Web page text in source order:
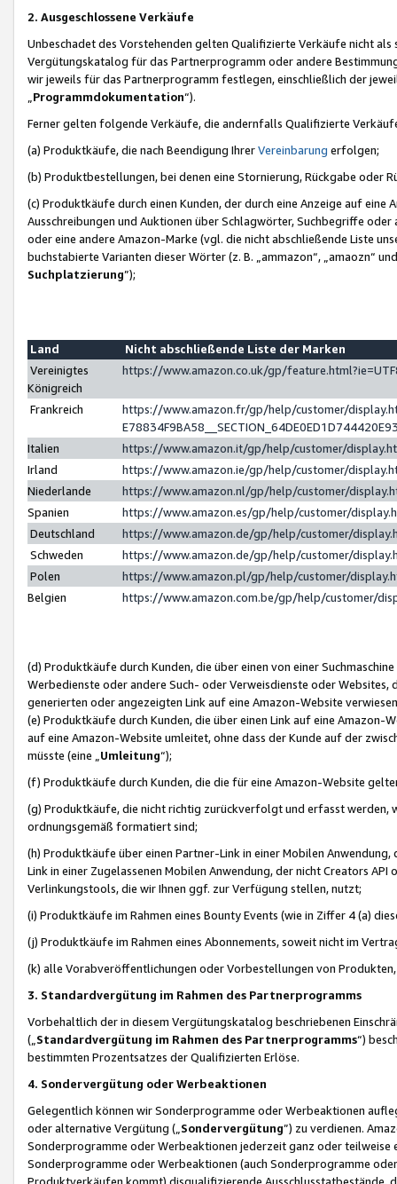
2. Ausgeschlossene Verkäufe
Unbeschadet des Vorstehenden gelten Qualifizierte Verkäufe nicht
Vergütungskatalog für das Partnerprogramm oder andere
wir jeweils für das Partnerprogramm festlegen, einschließlich der
Programmdokumentation“).
Ferner gelten folgende Verkäufe, die andernfalls Qualifizierte
(a) Produktkäufe, die nach Beendigung IhrerVereinbarung erfolgen;
(b) Produktbestellungen, bei denen eine Stornierung, Rückgabe oder
(c) Produktkäufe durch einen Kunden, der durch eine Anzeige auf
Ausschreibungen und Auktionen über Schlagwörter, Suchbegriffe
oder eine andere Amazon-Marke (vgl. die nicht abschließende Liste
buchstabierte Varianten dieser Wörter (z. B. „ammazon“, „amaozn“
Suchplatzierung”);
Land
Nicht abschließende Liste der Marken
Vereinigtes
Königreich
https://www.amazon.co.uk/gp/
Frankreich
https://www.amazon.fr/gp/help/customer/
Italien
https://www.amazon.it/gp/help/customer/
Irland
https://www.amazon.ie/gp/help/customer/
Niederlande
https://www.amazon.nl/gp/help/customer/
Spanien
https://www.amazon.es/gp/help/customer/
Deutschland
https://www.amazon.de/gp/help/customer/
Schweden
https://www.amazon.de/gp/help/customer/
Polen
https://www.amazon.pl/gp/help/customer/
Belgien
https://www.amazon.com.be/gp/help/customer/
(d) Produktkäufe durch Kunden, die über einen von einer
Werbedienste oder andere Such- oder Verweisdienste oder Websites,
generierten oder angezeigten Link auf eine Amazon-Website
(e) Produktkäufe durch Kunden, die über einen Link auf eine
auf eine Amazon-Website umleitet, ohne dass der Kunde auf der
müsste (eine „ Umleitung“);
(f) Produktkäufe durch Kunden, die die für eine Amazon-Website
(g) Produktkäufe, die nicht richtig zurückverfolgt und erfasst werden,
ordnungsgemäß formatiert sind;
(h) Produktkäufe über einen Partner-Link in einer Mobilen
Link in einer Zugelassenen Mobilen Anwendung, der nicht Creators
Verlinkungstools, die wir Ihnen ggf. zur Verfügung stellen, nutzt;
(i) Produktkäufe im Rahmen eines Bounty Events (wie in Ziffer 4 (a)
(j) Produktkäufe im Rahmen eines Abonnements, soweit nicht im
(k) alle Vorabveröffentlichungen oder Vorbestellungen von
3. Standardvergütung im Rahmen des Partnerprogramms
Vorbehaltlich der in diesem Vergütungskatalog beschriebenen
(„ Standardvergütung im Rahmen des Partnerprogramms“)
bestimmten Prozentsatzes der Qualifizierten Erlöse.
4. Sondervergütung oder Werbeaktionen
Gelegentlich können wir Sonderprogramme oder Werbeaktionen
oder alternative Vergütung („ Sondervergütung”) zu verdienen.
Sonderprogramme oder Werbeaktionen jederzeit ganz oder
Sonderprogramme oder Werbeaktionen (auch Sonderprogramme
Produktverkäufen kommt) disqualifizierende Ausschlusstatbestände,